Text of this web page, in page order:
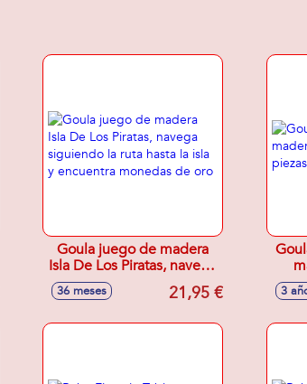
Goula juego de madera
Isla De Los Piratas, navega
siguiendo la ruta hasta la
isla y encuentra monedas
36 meses 21,95 € 3